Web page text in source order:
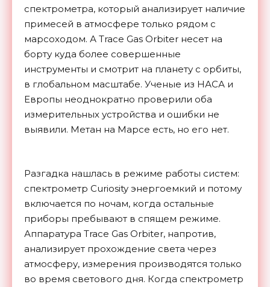
спектрометра, который анализирует наличие
примесей в атмосфере только рядом с
марсоходом. А Trace Gas Orbiter несет на
борту куда более совершенные
инструменты и смотрит на планету с орбиты,
в глобальном масштабе. Ученые из НАСА и
Европы неоднократно проверили оба
измерительных устройства и ошибки не
выявили. Метан на Марсе есть, но его нет.
Разгадка нашлась в режиме работы систем:
спектрометр Curiosity энергоемкий и потому
включается по ночам, когда остальные
приборы пребывают в спящем режиме.
Аппаратура Trace Gas Orbiter, напротив,
анализирует прохождение света через
атмосферу, измерения производятся только
во время светового дня. Когда спектрометр